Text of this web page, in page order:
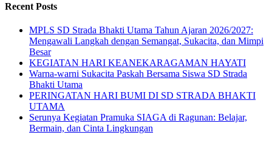
Recent Posts
MPLS SD Strada Bhakti Utama Tahun Ajaran 2026/2027:
Mengawali Langkah dengan Semangat, Sukacita, dan Mimpi
Besar
KEGIATAN HARI KEANEKARAGAMAN HAYATI
Warna-warni Sukacita Paskah Bersama Siswa SD Strada
Bhakti Utama
PERINGATAN HARI BUMI DI SD STRADA BHAKTI
UTAMA
Serunya Kegiatan Pramuka SIAGA di Ragunan: Belajar,
Bermain, dan Cinta Lingkungan